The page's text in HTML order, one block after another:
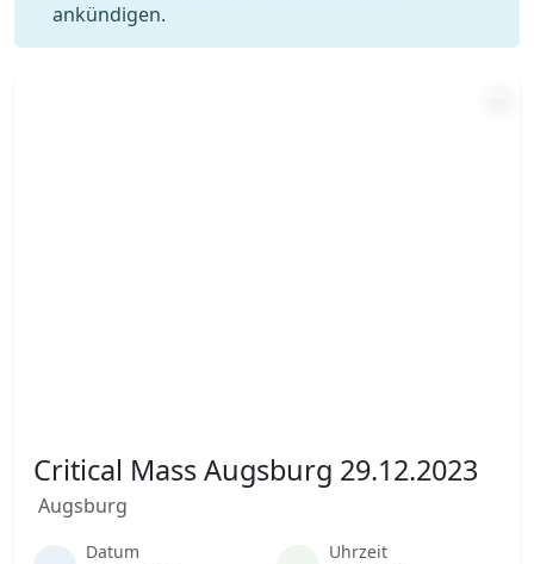
ankündigen.
Critical Mass Augsburg 29.12.2023
Augsburg
Datum Uhrzeit